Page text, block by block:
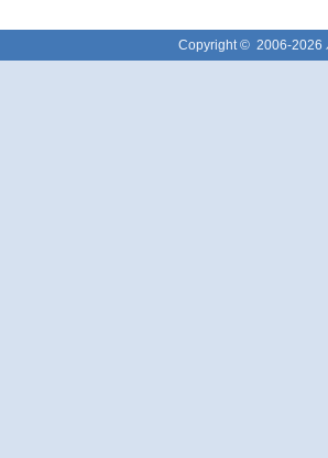
Copyright © 2006-2026